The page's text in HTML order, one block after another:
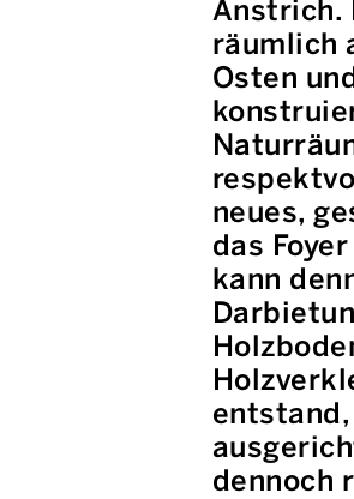
Anstrich.
räumlich
Osten
neues,
das
kann
dennoch